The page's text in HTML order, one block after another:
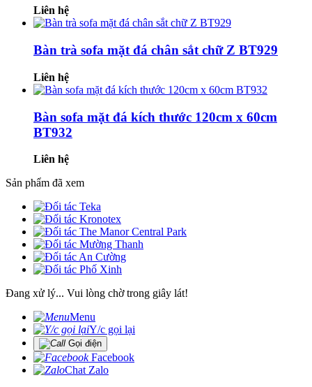
Liên hệ
Bàn trà sofa mặt đá chân sắt chữ Z BT929
Liên hệ
Bàn sofa mặt đá kích thước 120cm x 60cm
BT932
Liên hệ
Sản phẩm đã xem
Đang xử lý... Vui lòng chờ trong giây lát!
Menu
Y/c gọi lại
Gọi điện
Facebook
Chat Zalo